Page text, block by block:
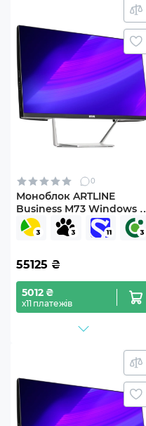
0
Моноблок ARTLINE
Business M73 Windows 11
Pro (M73v14Win)
55125 ₴
5012 ₴
х11 платежів